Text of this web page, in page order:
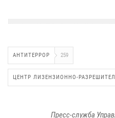
АНТИТЕРРОР 259
ЦЕНТР ЛИЗЕНЗИОННО-
Пресс-служба